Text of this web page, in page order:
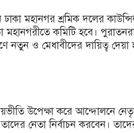
ঢাকা মহানগর শ্রমিক দলের
মহানগরীতে কমিটি হবে।
নতুন ও মেধাবীদের দায়িত্ব
উপেক্ষা করে আন্দোলনে
নেতা নির্বাচন করবেন।